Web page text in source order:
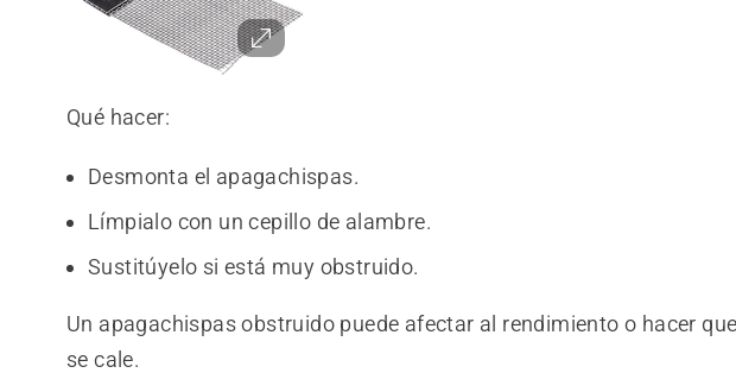
Qué hacer:
Desmonta el apagachispas.
Límpialo con un cepillo de alambre.
Sustitúyelo si está muy obstruido.
Un apagachispas obstruido puede afectar al rendimiento o hacer
se cale.